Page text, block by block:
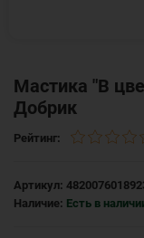
Мастика "В
Добрик
Рейтинг:
Артикул:
Наличие: Есть в